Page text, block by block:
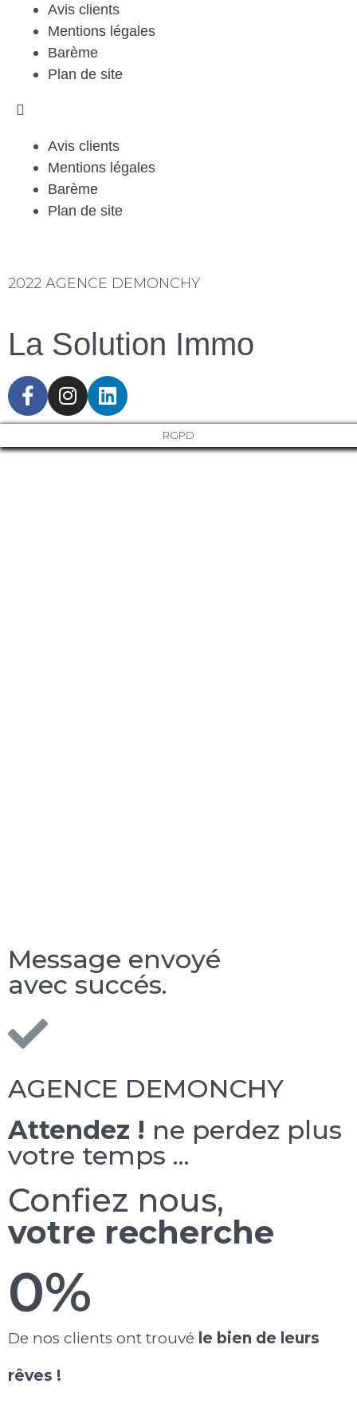
Avis clients
Mentions légales
Barème
Plan de site
Avis clients
Mentions légales
Barème
Plan de site
2022 AGENCE DEMONCHY
La Solution Immo
RGPD
Message envoyé
avec succés.
AGENCE DEMONCHY
Attendez ! ne perdez plus
votre temps ...
Confiez nous,
votre recherche
0%
De nos clients ont trouvé le bien de leurs
rêves !